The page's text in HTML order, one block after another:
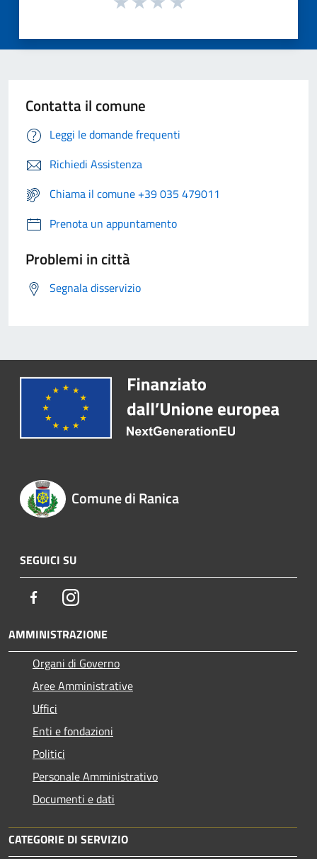
Contatta il comune
Leggi le domande frequenti
Richiedi Assistenza
Chiama il comune +39 035 479011
Prenota un appuntamento
Problemi in città
Segnala disservizio
Comune di Ranica
SEGUICI SU
FacebookInstagram
AMMINISTRAZIONE
Organi di Governo
Aree Amministrative
Uffici
Enti e fondazioni
Politici
Personale Amministrativo
Documenti e dati
CATEGORIE DI SERVIZIO